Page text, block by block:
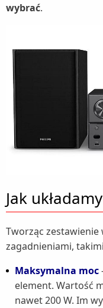
Traktorki ogrodowe (2)
Wentylatory
zgrzewarki
wybrać.
Jak
Tworząc zestawienie
zagadnieniami,
Maksymalna moc
element. Wartość
nawet 200 W. Im